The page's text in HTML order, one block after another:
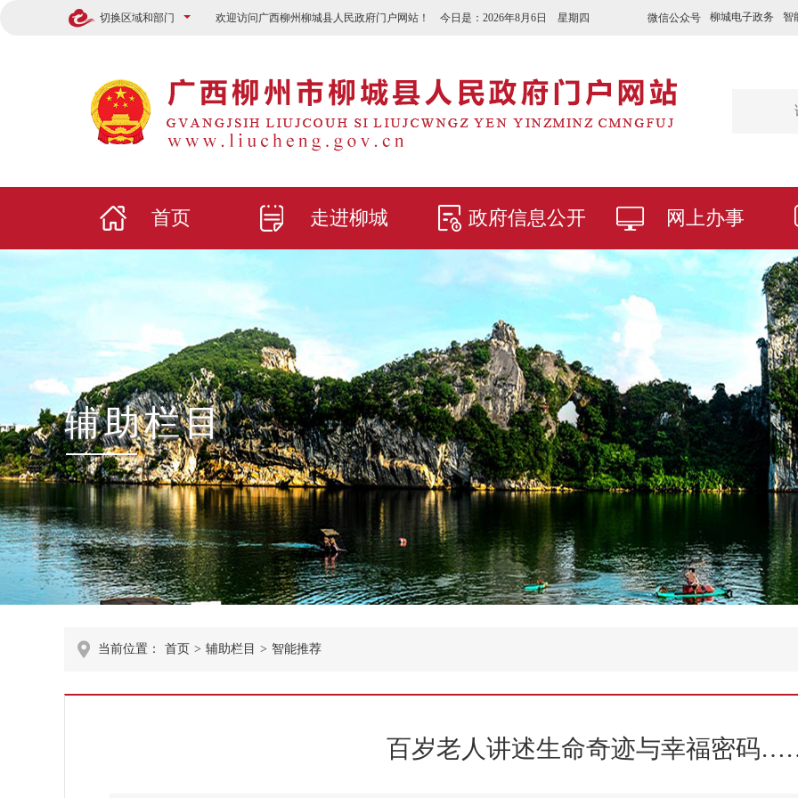
切换区域和部门 微信公众号 柳城电子政务 智
欢迎访问广西柳州柳城县人民政府门户网站！ 今日是： 2026年8月6日 星期四
首页 走进柳城 政府信息公开 网上办事
辅助栏目
当前位置： 首页 > 辅助栏目 > 智能推荐
百岁老人讲述生命奇迹与幸福密码